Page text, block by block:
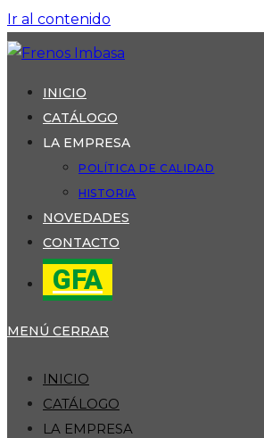
Ir al contenido
INICIO
CATÁLOGO
LA EMPRESA
POLÍTICA DE CALIDAD
HISTORIA
NOVEDADES
CONTACTO
GFA
MENÚ CERRAR
INICIO
CATÁLOGO
LA EMPRESA